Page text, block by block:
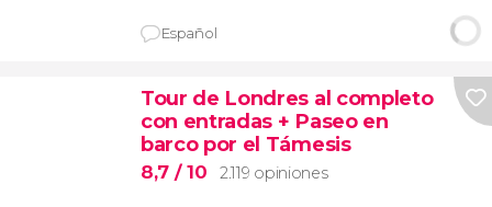
Español
Tour de Londres al completo
con entradas + Paseo en
barco por el Támesis
8,7 / 10 2.119 opiniones